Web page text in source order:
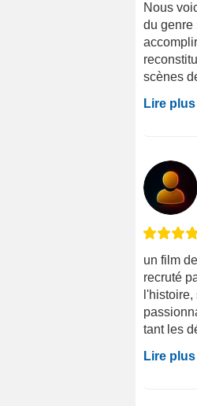
Nous
du genre
scènes
Lire plus
un film
recruté
tant les
Lire plus